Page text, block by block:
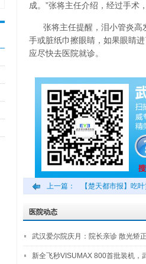
成。”张将主任介绍，经过手术
张将主任提醒，泪小管炎
手或脏纸巾擦眼睛，如果眼睛
应尽快去医院就诊。
上一篇： 【楚天都市报】吃
医院动态
武汉爱尔院庆月：院长亲诊 散光矫
新全飞秒VISUMAX 800首批装机，